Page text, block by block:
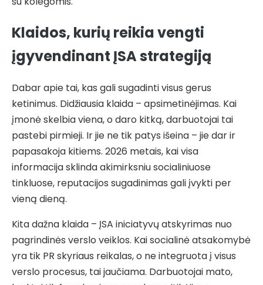
Klaidos, kurių reikia vengti
įgyvendinant ĮSA strategiją
Dabar apie tai, kas gali sugadinti visus gerus
ketinimus. Didžiausia klaida – apsimetinėjimas. Kai
įmonė skelbia viena, o daro kitką, darbuotojai tai
pastebi pirmieji. Ir jie ne tik patys išeina – jie dar ir
papasakoja kitiems. 2026 metais, kai visa
informacija sklinda akimirksniu socialiniuose
tinkluose, reputacijos sugadinimas gali įvykti per
vieną dieną.
Kita dažna klaida – ĮSA iniciatyvų atskyrimas nuo
pagrindinės verslo veiklos. Kai socialinė atsakomybė
yra tik PR skyriaus reikalas, o ne integruota į visus
verslo procesus, tai jaučiama. Darbuotojai mato,